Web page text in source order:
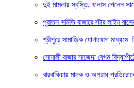
দুই মামলায় স্বস্তি, খালাস পেলেন
পুরাতন সমিতি বাজারে স্টার লাইন
শ্রীপুরে সামাজিক যোগাযোগ মাধ্যমে
সোনালী বাজার সাজেদা বেগম
বারবাকিয়ায় মাদক ও অপরাধ